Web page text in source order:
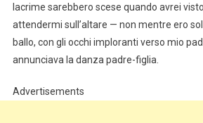
lacrime sarebbero scese quando avrei
attendermi sull’altare — non mentre ero
ballo, con gli occhi imploranti verso mio
annunciava la danza padre-figlia.
Advertisements